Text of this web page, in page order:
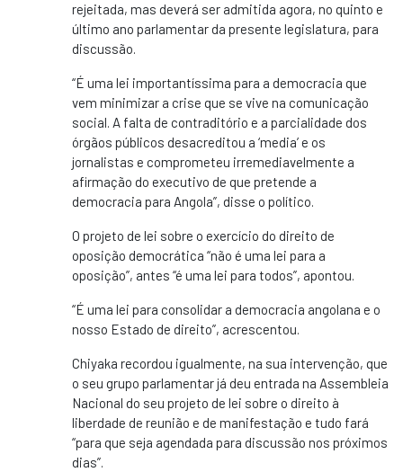
rejeitada, mas deverá ser admitida agora, no quinto e
último ano parlamentar da presente legislatura, para
discussão.
“É uma lei importantíssima para a democracia que
vem minimizar a crise que se vive na comunicação
social. A falta de contraditório e a parcialidade dos
órgãos públicos desacreditou a ‘media’ e os
jornalistas e comprometeu irremediavelmente a
afirmação do executivo de que pretende a
democracia para Angola”, disse o político.
O projeto de lei sobre o exercício do direito de
oposição democrática “não é uma lei para a
oposição”, antes “é uma lei para todos”, apontou.
“É uma lei para consolidar a democracia angolana e o
nosso Estado de direito”, acrescentou.
Chiyaka recordou igualmente, na sua intervenção, que
o seu grupo parlamentar já deu entrada na Assembleia
Nacional do seu projeto de lei sobre o direito à
liberdade de reunião e de manifestação e tudo fará
“para que seja agendada para discussão nos próximos
dias”.